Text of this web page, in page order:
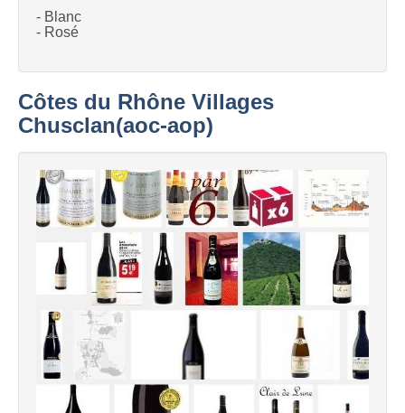
- Blanc
- Rosé
Côtes du Rhône Villages
Chusclan(aoc-aop)